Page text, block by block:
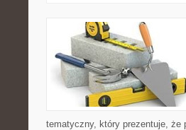
tematyczny, który prezentuje, że